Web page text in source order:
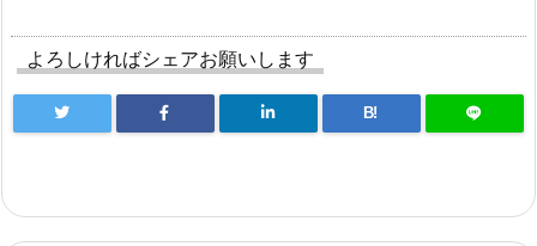
よろしければシェアお願いします
B!